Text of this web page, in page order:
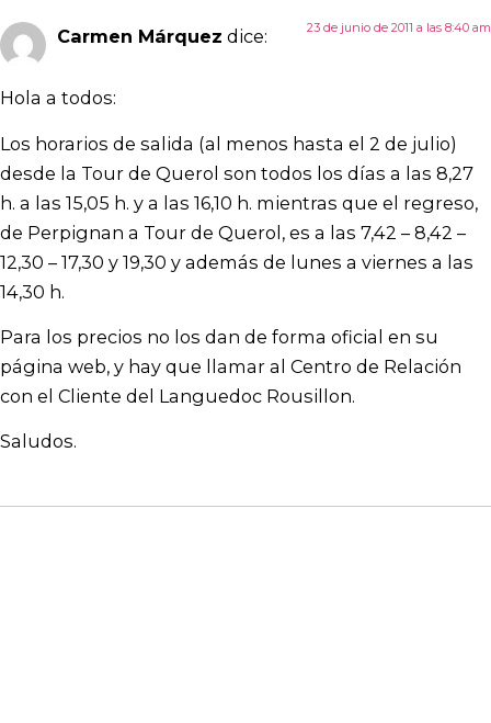
Carmen Márquez dice: 23 de junio de 2011 a las 8:40 am
Hola a todos:
Los horarios de salida (al menos hasta el 2 de julio)
desde la Tour de Querol son todos los días a las 8,27
h. a las 15,05 h. y a las 16,10 h. mientras que el regreso,
de Perpignan a Tour de Querol, es a las 7,42 – 8,42 –
12,30 – 17,30 y 19,30 y además de lunes a viernes a las
14,30 h.
Para los precios no los dan de forma oficial en su
página web, y hay que llamar al Centro de Relación
con el Cliente del Languedoc Rousillon.
Saludos.